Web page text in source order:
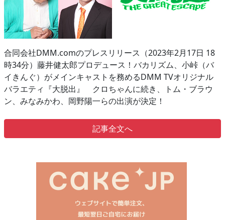
合同会社DMM.comのプレスリリース（2023年2月17日 18
時34分）藤井健太郎プロデュース！バカリズム、小峠（バ
イきんぐ）がメインキャストを務めるDMM TVオリジナル
バラエティ『大脱出』 クロちゃんに続き、トム・ブラウ
ン、みなみかわ、岡野陽一らの出演が決定！
記事全文へ